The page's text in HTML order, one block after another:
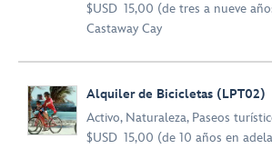
$USD 15,00 (de tres a nueve
Castaway Cay
Alquiler de Bicicletas (LPT02)
Activo, Naturaleza, Paseos
$USD 15,00 (de 10 años en